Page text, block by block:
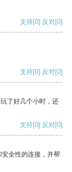
支持[0] 反对[0]
支持[0] 反对[0]
了好几个小时，还
支持[0] 反对[0]
全性的连接，并帮